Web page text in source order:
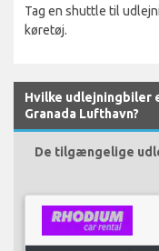
Tag en shuttle til
køretøj.
Hvilke udlejningbiler
Granada Lufthavn?
De tilgængelige